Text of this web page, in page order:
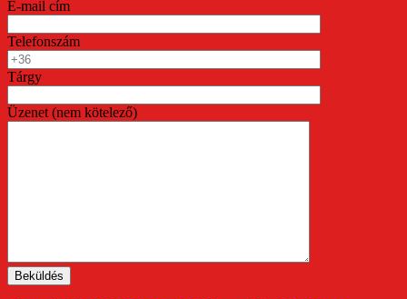
E-mail cím
Telefonszám
Tárgy
Üzenet (nem kötelező)